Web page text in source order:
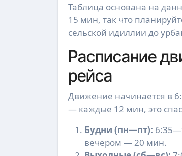
Таблица основана на
15 мин, так что
сельской идиллии до
Расписание
рейса
Движение начинается в
— каждые 12 мин, это
Будни (пн—пт):
вечером — 20 мин.